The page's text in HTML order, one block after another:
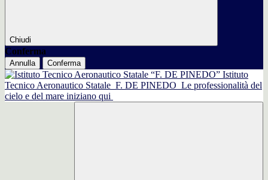
Chiudi
Conferma
Annulla Conferma
Istituto
Tecnico Aeronautico Statale F. DE PINEDO Le professionalità del
cielo e del mare iniziano qui